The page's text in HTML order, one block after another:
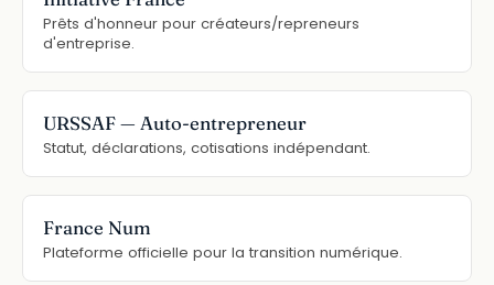
Prêts d'honneur pour créateurs/repreneurs
d'entreprise.
URSSAF — Auto-entrepreneur
Statut, déclarations, cotisations indépendant.
France Num
Plateforme officielle pour la transition numérique.